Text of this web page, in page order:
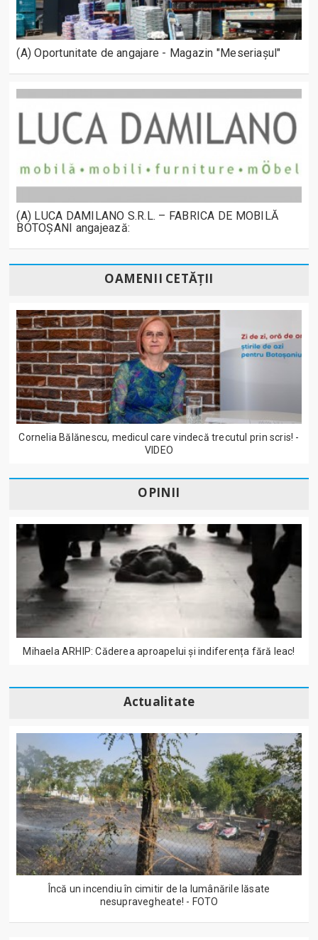
(A) Oportunitate de angajare - Magazin "Meseriașul"
(A) LUCA DAMILANO S.R.L. – FABRICA DE MOBILĂ
BOTOȘANI angajează:
OAMENII CETĂȚII
Cornelia Bălănescu, medicul care vindecă trecutul prin scris! -
VIDEO
OPINII
Mihaela ARHIP: Căderea aproapelui și indiferența fără leac!
Actualitate
Încă un incendiu în cimitir de la lumânările lăsate
nesupravegheate! - FOTO